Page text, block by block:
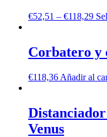
€52,51 – €118,29
Corbatero y
€118,36 Añadir al
Venus